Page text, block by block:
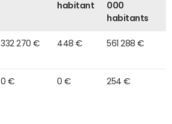
habitant
000
habitants
332 270 € 448 € 561 288 €
0 € 0 € 254 €